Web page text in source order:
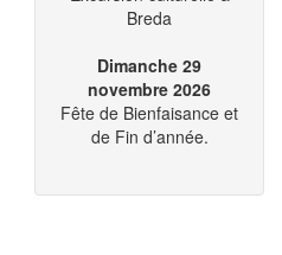
Breda
Dimanche 29
novembre 2026
Fête de Bienfaisance et
de Fin d’année.